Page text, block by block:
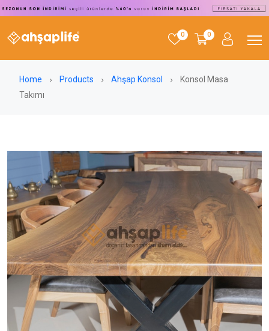
0 0
Home Products Ahşap Konsol
Konsol Masa
Takımı